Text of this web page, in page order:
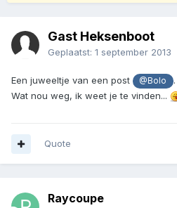
Gast Heksenboot
Geplaatst: 1 september 2013
Een juweeltje van een post @Bolo
.
Wat nou weg, ik weet je te vinden...
Quote
Raycoupe